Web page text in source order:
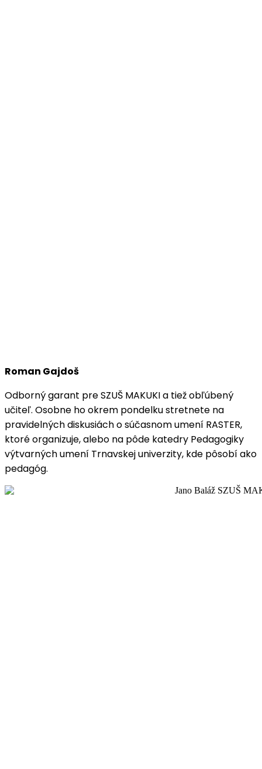
Roman Gajdoš
Odborný garant pre SZUŠ MAKUKI a tiež obľúbený
učiteľ. Osobne ho okrem pondelku stretnete na
pravidelných diskusiách o súčasnom umení RASTER,
ktoré organizuje, alebo na pôde katedry Pedagogiky
výtvarných umení Trnavskej univerzity, kde pôsobí ako
pedagóg.